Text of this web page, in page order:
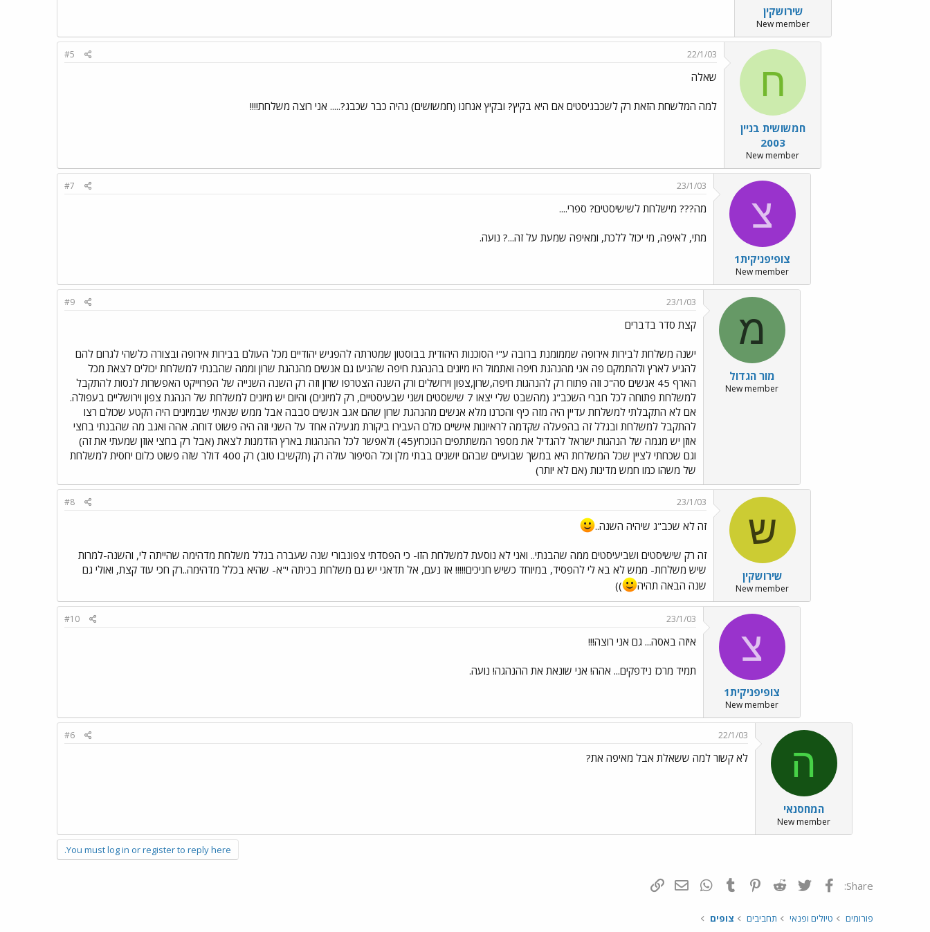
שירושקין
New member
ח
חמשושית בניין
2003
New member
22/1/03
#5
שאלה
למה המלשחת הזאת רק לשכבגיסטים אם היא בקיץ? ובקיץ אנחנו (חמשושים) נהיה כבר שכבג?..... אני רוצה משלחת!!!!
צ
צופיפניקית1
New member
23/1/03
#7
מה??? מישלחת לשישיסטים? ספרי....
מתי, לאיפה, מי יכול ללכת, ומאיפה שמעת על זה...? נועה.
מ
מור הגדול
New member
23/1/03
#9
קצת סדר בדברים
ישנה משלחת לבירות אירופה שממומנת ברובה ע"י הסוכנות היהודית בבוסטון שמטרתה להפגיש יהודיים מכל העולם בבירות אירופה ובצורה כלשהי לגרום להם
להגיע לארץ ולהתמקם פה אני מהנהגת חיפה ואתמול היו מיונים בהנהגת חיפה שהגיעו גם אנשים מהנהגת שרון וממה שהבנתי למשלחת יכולים לצאת מכל
הארף 45 אנשים סה"כ וזה פתוח רק להנהגות חיפה,שרון,צפון וירושלים ורק השנה הצטרפו שרון וזה רק השנה השנייה של הפרוייקט האפשרות לנסות להתקבל
למשלחת פתוחה לכל חברי השכב"ג (מהשבט שלי יצאו 7 שישסטים ושני שבעיסטיים, רק למיונים) והיום יש מיונים למשלחת של הנהגת צפון וירושליים בעפולה.
אם לא התקבלתי למשלחת עדיין היה מזה כיף והכרנו מלא אנשים מהנהגת שרון שהם אגב אנשים סבבה אבל ממש שנאתי שבמיונים היה הקטע שכולם רצו
להתקבל למשלחת ובגלל זה בהפעלה שקדמה לראיונות אישיים כולם העבירו ביקורת מגעילה אחד על השני וזה היה פשוט דוחה. אהה ואגב מה שהבנתי בחצי
אוזן יש מגמה של הנהגות ישראל להגדיל את מספר המשתתפים הנוכחי(45) ולאפשר לכל ההנהגות בארץ הזדמנות לצאת (אבל רק בחצי אוזן שמעתי את זה)
וגם שכחתי לציין שכל המשלחת היא במשך שבועיים שבהם יושנים בבתי מלן וכל הסיפור עולה רק (תקשיבו טוב) רק 400 דולר שזה פשוט כלום יחסית למשלחת
של משהו כמו חמש מדינות (אם לא יותר)
ש
שירושקין
New member
23/1/03
#8
זה לא שכב"ג שיהיה השנה..
זה רק שישיסטים ושביעיסטים ממה שהבנתי.. ואני לא נוסעת למשלחת הזו- כי הפסדתי צפונבורי שנה שעברה בגלל משלחת מדהימה שהייתה לי, והשנה-למרות
שיש משלחת- ממש לא בא לי להפסיד, במיוחד כשיש חניכים!!!!! אז נעם, אל תדאגי יש גם משלחת בכיתה י"א- שהיא בכלל מדהימה..רק חכי עוד קצת, ואולי גם
שנה הבאה תהיה
))
צ
צופיפניקית1
New member
23/1/03
#10
איזה באסה... גם אני רוצה!!!
תמיד מרכז נידפקים... אהה! אני שונאת את ההנהגה! נועה.
ה
המחסנאי
New member
22/1/03
#6
לא קשור למה ששאלת אבל מאיפה את?
You must log in or register to reply here.
Share: פייסבוק Twitter
Reddit
Pinterest
Tumblr
WhatsAppדואר אלקטרוני
פורומים טיולים ופנאי תחביבים צופים